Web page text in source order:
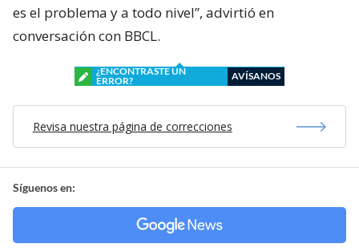
es el problema y a todo nivel”, advirtió en
conversación con BBCL.
¿ENCONTRASTE UN
ERROR?
AVÍSANOS
Revisa nuestra página de correcciones
Síguenos en: